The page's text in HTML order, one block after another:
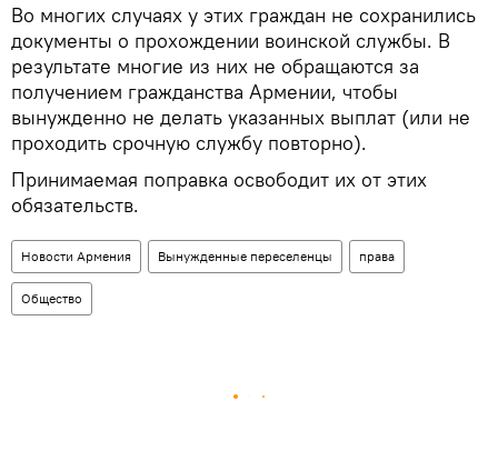
Во многих случаях у этих граждан не сохранились
документы о прохождении воинской службы. В
результате многие из них не обращаются за
получением гражданства Армении, чтобы
вынужденно не делать указанных выплат (или не
проходить срочную службу повторно).
Принимаемая поправка освободит их от этих
обязательств.
Новости Армения Вынужденные переселенцы права
Общество